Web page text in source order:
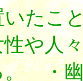
いたこ
性や人
。 ・